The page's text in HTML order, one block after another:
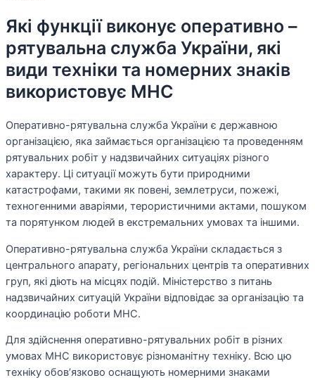
Які функції виконує оперативно –
рятувальна служба України, які
види техніки та номерних знаків
використовує МНС
Оперативно-рятувальна служба України є державною
організацією, яка займається організацією та проведенням
рятувальних робіт у надзвичайних ситуаціях різного
характеру. Ці ситуації можуть бути природними
катастрофами, такими як повені, землетруси, пожежі,
техногенними аваріями, терористичними актами, пошуком
та порятунком людей в екстремальних умовах та іншими.
Оперативно-рятувальна служба України складається з
центрального апарату, регіональних центрів та оперативних
груп, які діють на місцях подій. Міністерство з питань
надзвичайних ситуацій України відповідає за організацію та
координацію роботи МНС.
Для здійснення оперативно-рятувальних робіт в різних
умовах МНС використовує різноманітну техніку. Всю цю
техніку обов’язково оснащують номерними знаками